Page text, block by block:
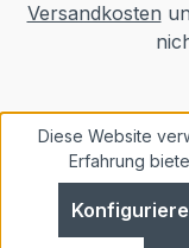
Versandkosten
Diese Website
Erfahrung